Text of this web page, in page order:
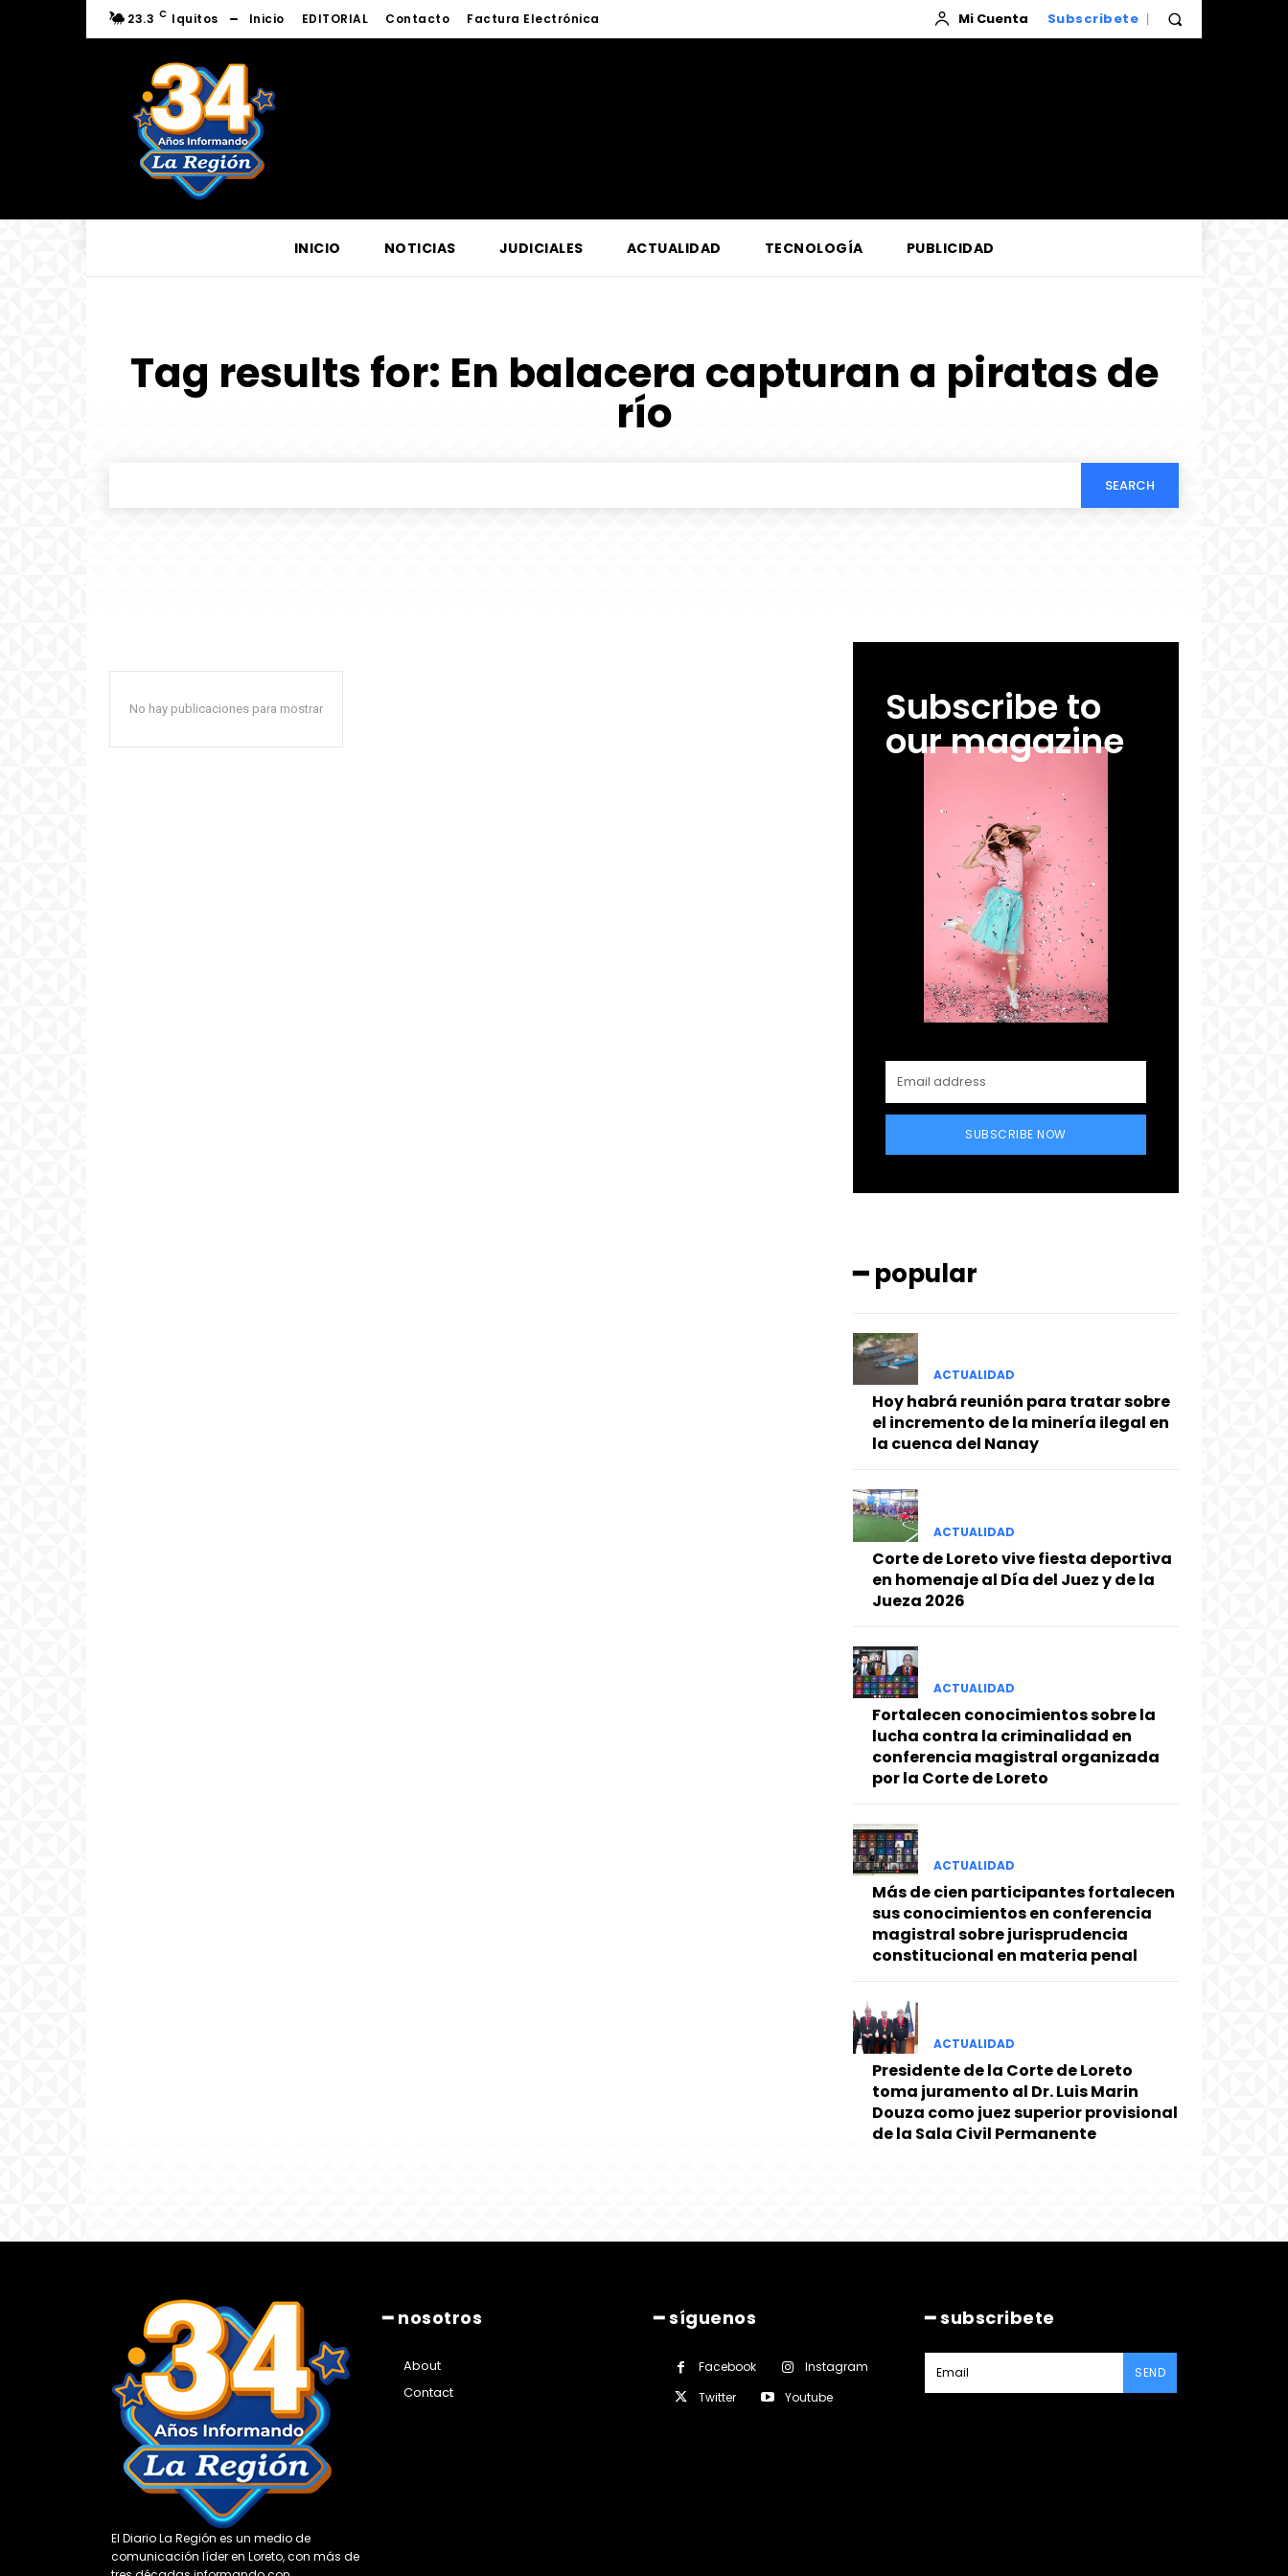
23.3 C Iquitos Inicio EDITORIAL Contacto Factura Electrónica Mi Cuenta Subscribete
INICIO NOTICIAS JUDICIALES ACTUALIDAD TECNOLOGÍA PUBLICIDAD
Tag results for: En balacera capturan a piratas de
río
SEARCH
No hay publicaciones para mostrar Subscribe to
our magazine
SUBSCRIBE NOW
━ popular
ACTUALIDAD
Hoy habrá reunión para tratar sobre
el incremento de la minería ilegal en
la cuenca del Nanay
ACTUALIDAD
Corte de Loreto vive fiesta deportiva
en homenaje al Día del Juez y de la
Jueza 2026
ACTUALIDAD
Fortalecen conocimientos sobre la
lucha contra la criminalidad en
conferencia magistral organizada
por la Corte de Loreto
ACTUALIDAD
Más de cien participantes fortalecen
sus conocimientos en conferencia
magistral sobre jurisprudencia
constitucional en materia penal
ACTUALIDAD
Presidente de la Corte de Loreto
toma juramento al Dr. Luis Marin
Douza como juez superior provisional
de la Sala Civil Permanente
El Diario La Región es un medio de
comunicación líder en Loreto, con más de
━ nosotros
About
Contact
━ síguenos
Facebook
Instagram
Twitter
Youtube
━ subscribete
SEND